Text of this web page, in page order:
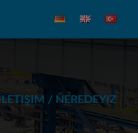
İLETIŞIM / NEREDEYIZ